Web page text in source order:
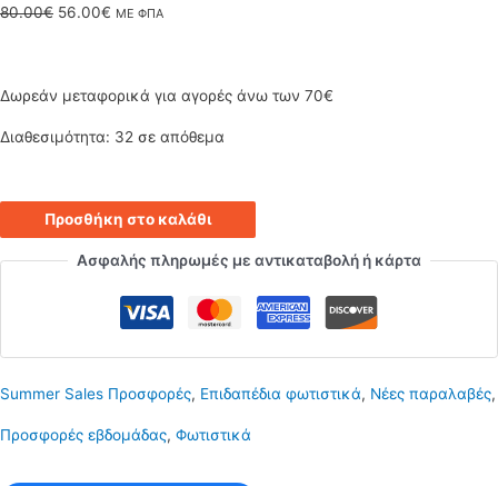
80.00€ Original
was:
80.00€.
56.00€ Η
τιμή
είναι:
ΜΕ ΦΠΑ
Δωρεάν μεταφορικά για αγορές άνω των 70€
Διαθεσιμότητα: 32 σε απόθεμα
Μοντέρνο
φωτιστικό
Προσθήκη στο καλάθι
Ασφαλής πληρωμές με αντικαταβολή ή κάρτα
Summer Sales Προσφορές, Επιδαπέδια φωτιστικά, Νέες παραλαβές,
Προσφορές εβδομάδας, Φωτιστικά